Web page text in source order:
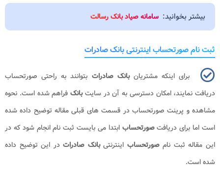
بیشتر بخوانید: سامانه صیاد بانک رسالت
ثبت نام صورتحساب اینترنتی بانک صادرات
برای اینکه مشتریانبانک صادرات بتوانند به راحتی صورتحساب
دریافت نمایند، امکان دسترسی به آن در سایتبانک فراهم شده است. نحوه
مشاهده و پرینت صورتحساب در قسمت های قبلی مقاله توضیح داده شده
است اما برای دریافتصورتحساب ابتدا می بایست ثبت نام انجام شود که در
این مقاله ثبت نامصورتحساب اینترنتیبانک صادراتدر این توضیح داده
شده است.